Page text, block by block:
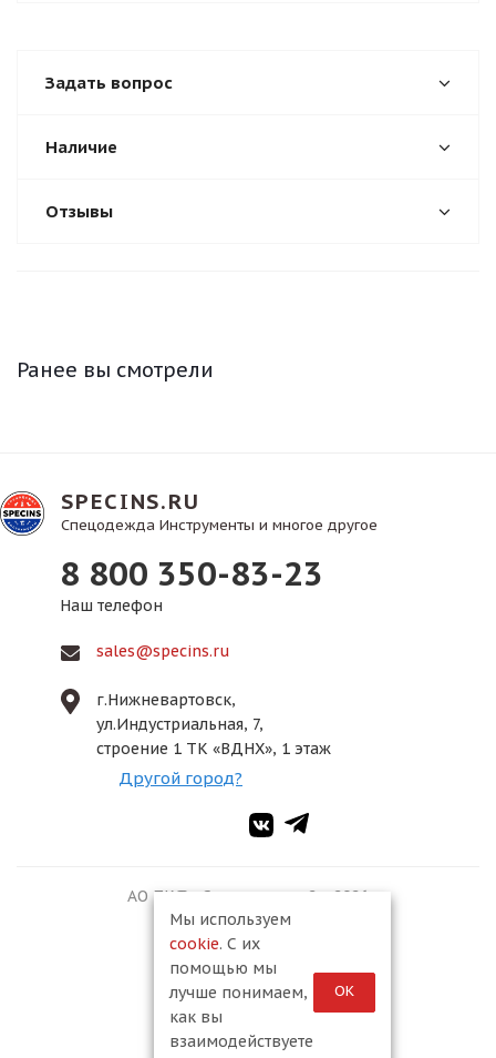
Задать вопрос
Наличие
Отзывы
Ранее вы смотрели
SPECINS.RU
Спецодежда Инструменты и многое другое
8 800 350-83-23
Наш телефон
sales@specins.ru
г.Нижневартовск,
ул.Индустриальная, 7,
строение 1 ТК «ВДНХ», 1 этаж
Другой город?
АО ПКФ «Спецмонтаж-2», 2026
Мы используем
cookie. С их
помощью мы
лучше понимаем,
как вы
взаимодействуете
ОК